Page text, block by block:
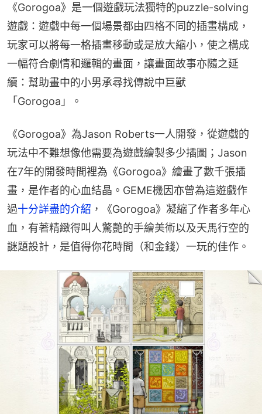
《Gorogoa》是一個遊戲玩法獨特的puzzle-solving
遊戲：遊戲中每一個場景都由四格不同的插畫構成，
玩家可以將每一格插畫移動或是放大縮小，使之構成
一幅符合劇情和邏輯的畫面，讓畫面故事亦隨之延
續：幫助畫中的小男承尋找傳說中巨獸
「Gorogoa」。
《Gorogoa》為Jason Roberts一人開發，從遊戲的
玩法中不難想像他需要為遊戲繪製多少插圖；Jason
在7年的開發時間裡為《Gorogoa》繪畫了數千張插
畫，是作者的心血結晶。GEME機因亦曾為這遊戲作
過十分詳盡的介紹 ，《Gorogoa》凝縮了作者多年心
血，有著精緻得叫人驚艷的手繪美術以及天馬行空的
謎題設計，是值得你花時間（和金錢）一玩的佳作。